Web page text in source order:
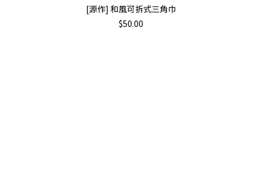
選擇規格
[源作] 和風可拆式三角巾
$50.00